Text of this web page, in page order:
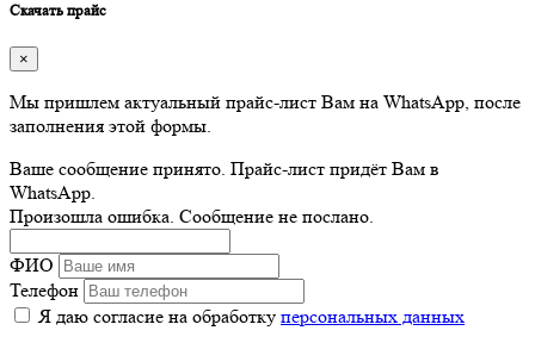
Скачать прайс
×
Мы пришлем актуальный прайс-лист Вам на WhatsApp, после
заполнения этой формы.
Ваше сообщение принято. Прайс-лист придёт Вам в
WhatsApp.
Произошла ошибка. Сообщение не послано.
ФИО
Телефон
Я даю согласие на обработку персональных данных